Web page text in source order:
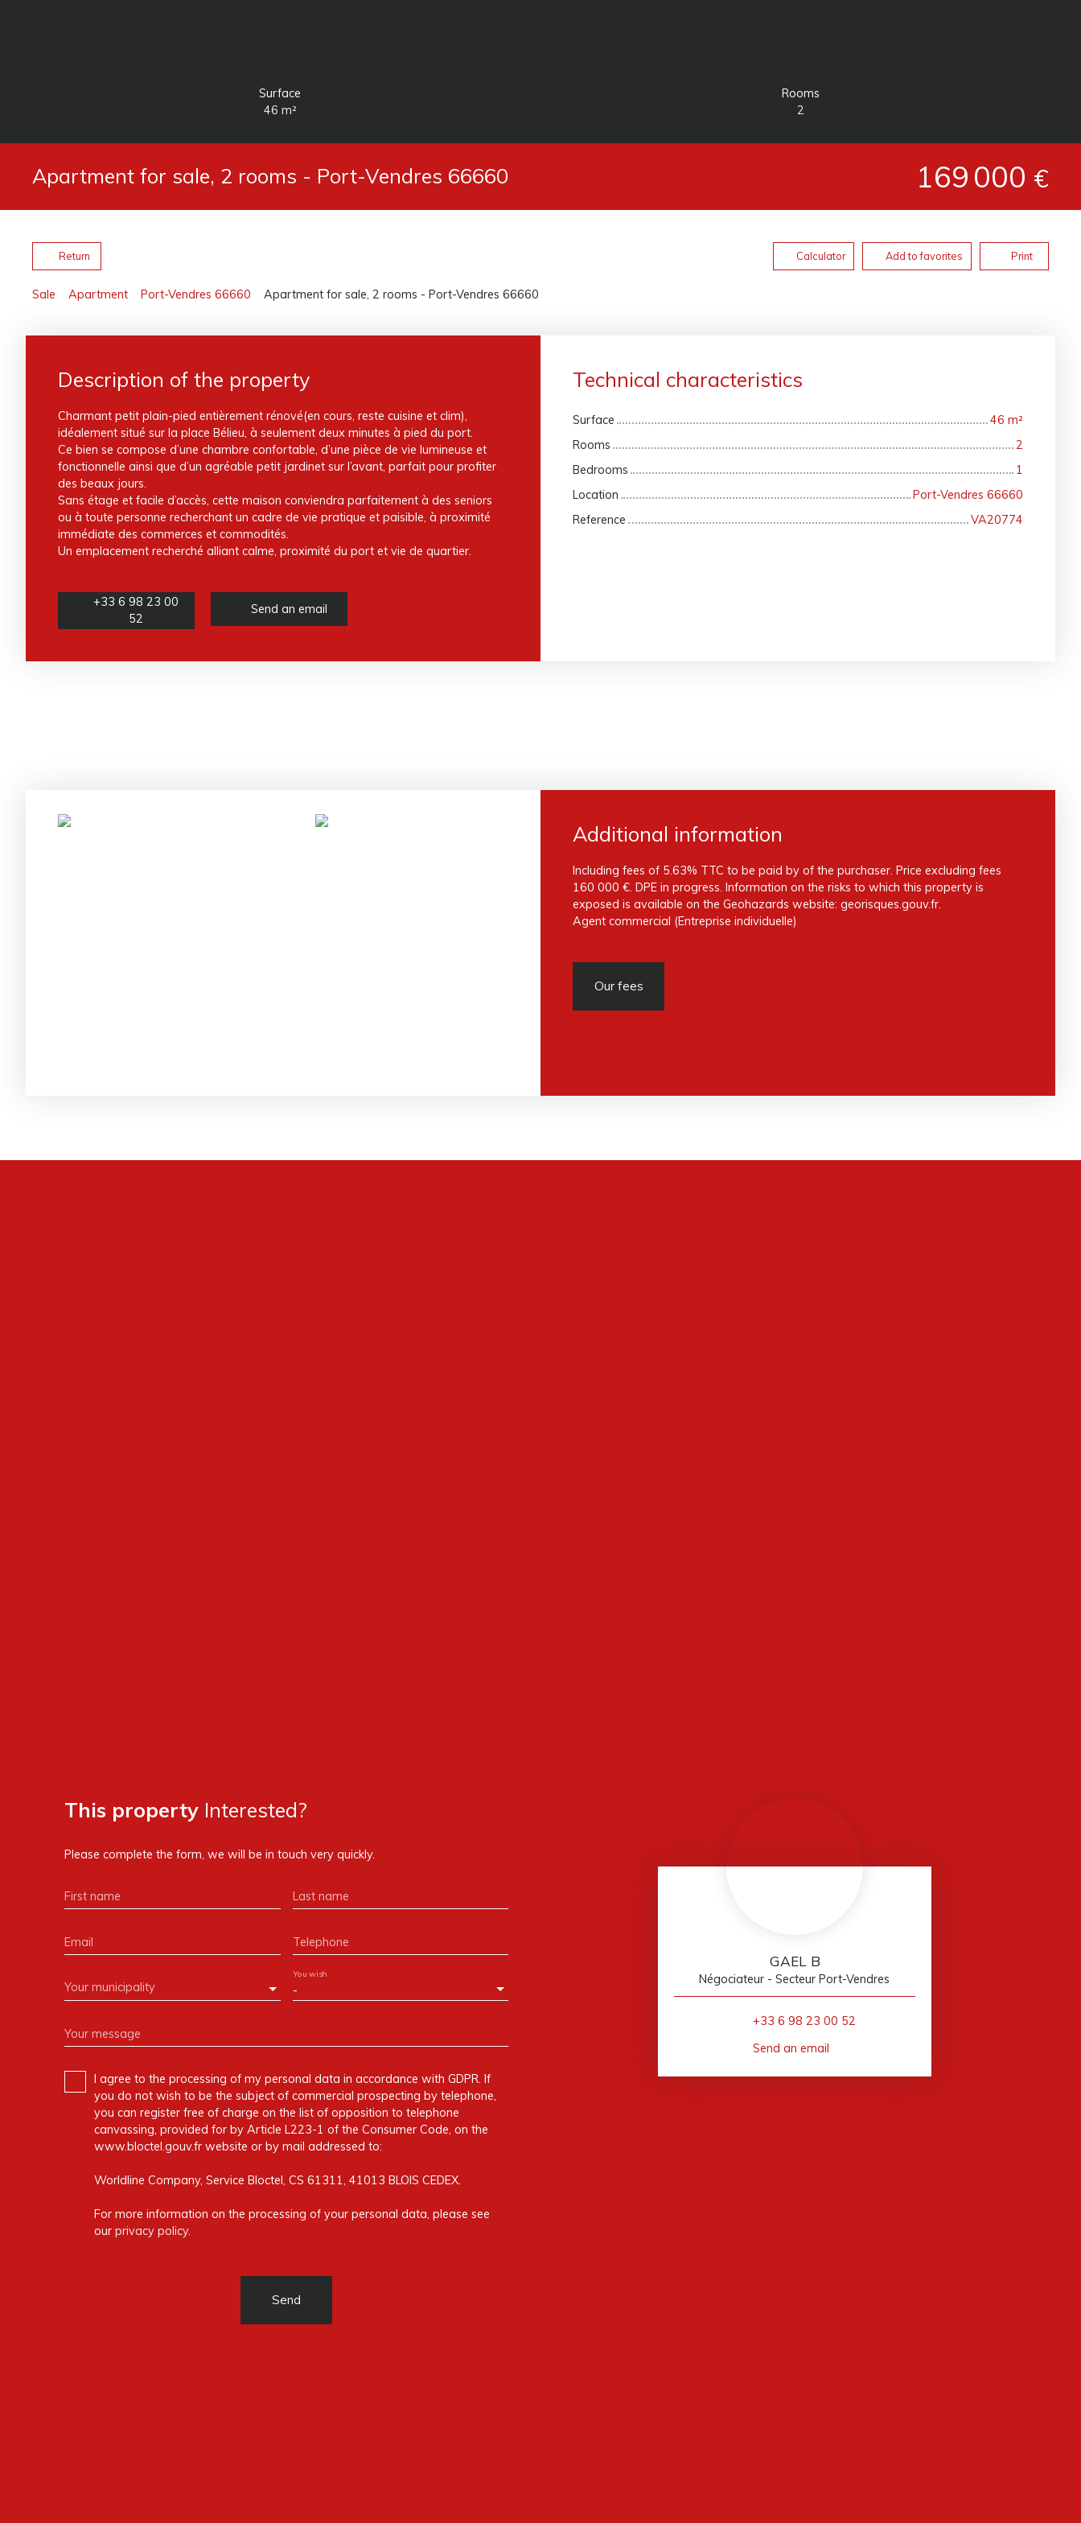
Surface
46 m²
Rooms
2
Apartment for sale, 2 rooms - Port-Vendres 66660 169 000 €
Return Calculator Add to favorites Print
Sale Apartment Port-Vendres 66660 Apartment for sale, 2 rooms - Port-Vendres 66660
Description of the property
Charmant petit plain-pied entièrement rénové(en cours, reste cuisine et clim),
idéalement situé sur la place Bélieu, à seulement deux minutes à pied du port.
Ce bien se compose d’une chambre confortable, d’une pièce de vie lumineuse et
fonctionnelle ainsi que d’un agréable petit jardinet sur l’avant, parfait pour profiter
des beaux jours.
Sans étage et facile d’accès, cette maison conviendra parfaitement à des seniors
ou à toute personne recherchant un cadre de vie pratique et paisible, à proximité
immédiate des commerces et commodités.
Un emplacement recherché alliant calme, proximité du port et vie de quartier.
+33 6 98 23 00
52
Send an email
Technical characteristics
Surface 46 m²
Rooms
2
Bedrooms
1
Location
Port-Vendres 66660
Reference
VA20774
Additional information
Including fees of 5.63% TTC to be paid by of the purchaser. Price excluding fees
160 000 €. DPE in progress. Information on the risks to which this property is
exposed is available on the Geohazards website: georisques.gouv.fr.
Agent commercial (Entreprise individuelle)
Our fees
This property Interested?
Please complete the form, we will be in touch very quickly.
First name Last name
Email Telephone
Your municipality -
You wish
Your message
I agree to the processing of my personal data in accordance with GDPR. If
you do not wish to be the subject of commercial prospecting by telephone,
you can register free of charge on the list of opposition to telephone
canvassing, provided for by Article L223-1 of the Consumer Code, on the
www.bloctel.gouv.fr website or by mail addressed to:
Worldline Company, Service Bloctel, CS 61311, 41013 BLOIS CEDEX.
For more information on the processing of your personal data, please see
our privacy policy.
Send
GAEL B
Négociateur - Secteur Port-Vendres
+33 6 98 23 00 52
Send an email